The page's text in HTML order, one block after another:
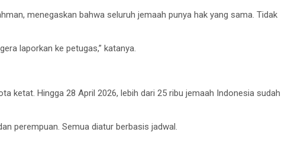
menegaskan bahwa seluruh jemaah punya hak yang sama. Tidak
laporkan ke petugas,” katanya.
ketat. Hingga 28 April 2026, lebih dari 25 ribu jemaah Indonesia sudah
perempuan. Semua diatur berbasis jadwal.